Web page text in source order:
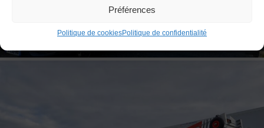
Préférences
Politique de cookiesPolitique de confidentialité